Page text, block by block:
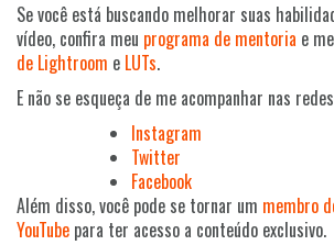
Se você está buscando melhorar suas
vídeo, confira meu programa de mentoria e
de Lightroom e LUTs.
E não se esqueça de me acompanhar nas
Instagram
Twitter
Facebook
Além disso, você pode se tornar um membro
YouTube para ter acesso a conteúdo exclusivo.